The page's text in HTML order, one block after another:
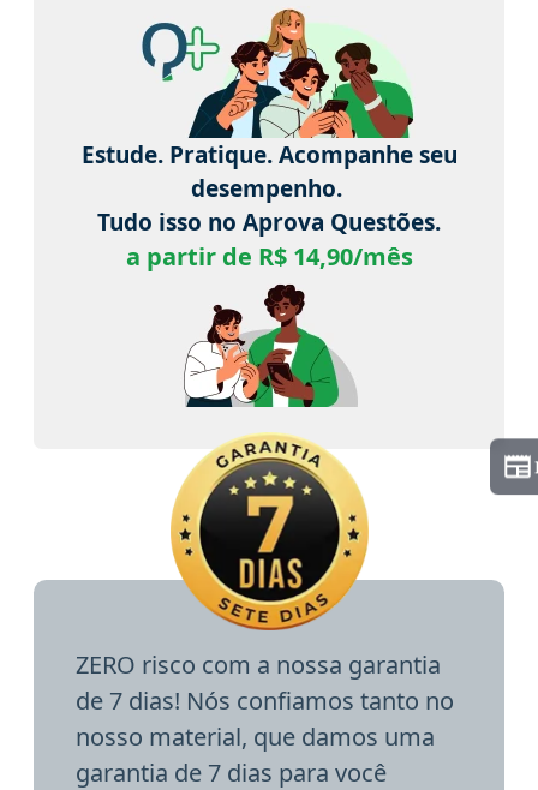
Estude. Pratique. Acompanhe seu
desempenho.
Tudo isso no Aprova Questões.
a partir de R$ 14,90/mês
ZERO risco com a nossa garantia
de 7 dias! Nós confiamos tanto no
nosso material, que damos uma
garantia de 7 dias para você